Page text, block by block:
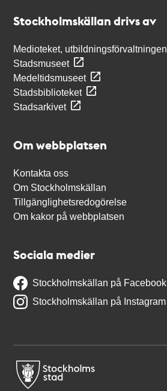
Stockholmskällan drivs av
Medioteket, utbildningsförvaltningen
Stadsmuseet
Medeltidsmuseet
Stadsbiblioteket
Stadsarkivet
Om webbplatsen
Kontakta oss
Om Stockholmskällan
Tillgänglighetsredogörelse
Om kakor på webbplatsen
Sociala medier
Stockholmskällan på Facebook
Stockholmskällan på Instagram